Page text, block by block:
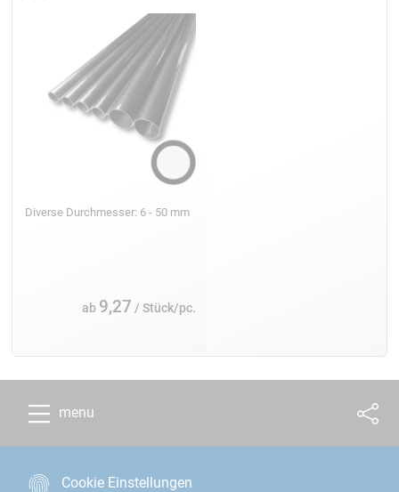
Diverse Durchmesser: 6 - 50 mm
ab 9,27 / Stück/pc.
menu
Cookie Einstellungen